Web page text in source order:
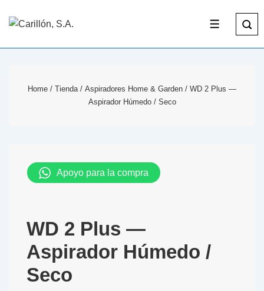
Home / Tienda/ Aspiradores Home & Garden / WD 2 Plus —
Aspirador Húmedo / Seco
Apoyo para la compra
WD 2 Plus —
Aspirador Húmedo /
Seco